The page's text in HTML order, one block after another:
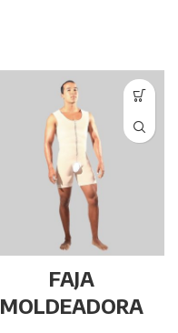
FAJA
MOLDEADORA